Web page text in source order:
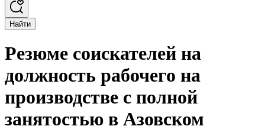
Найти
Резюме соискателей на
должность рабочего на
производстве с полной
занятостью в Азовском